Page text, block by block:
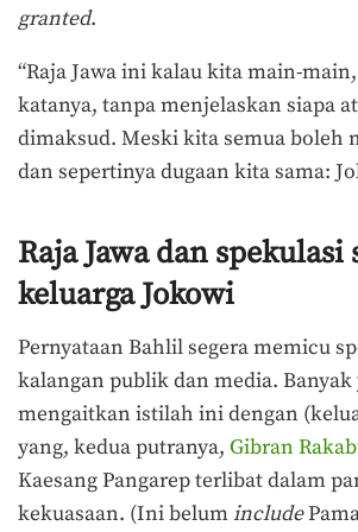
granted.
“Raja Jawa ini kalau kita main-
katanya, tanpa menjelaskan siapa
dimaksud. Meski kita semua boleh
dan sepertinya dugaan kita sama:
Raja Jawa dan spekulasi
keluarga Jokowi
Pernyataan Bahlil segera memicu
kalangan publik dan media. Banyak
mengaitkan istilah ini dengan
yang, kedua putranya, Gibran
Kaesang Pangarep terlibat dalam
kekuasaan. (Ini beluminclude